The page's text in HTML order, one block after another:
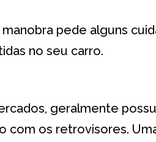
pede alguns
no seu carro.
geralmente
com os retrovisores.